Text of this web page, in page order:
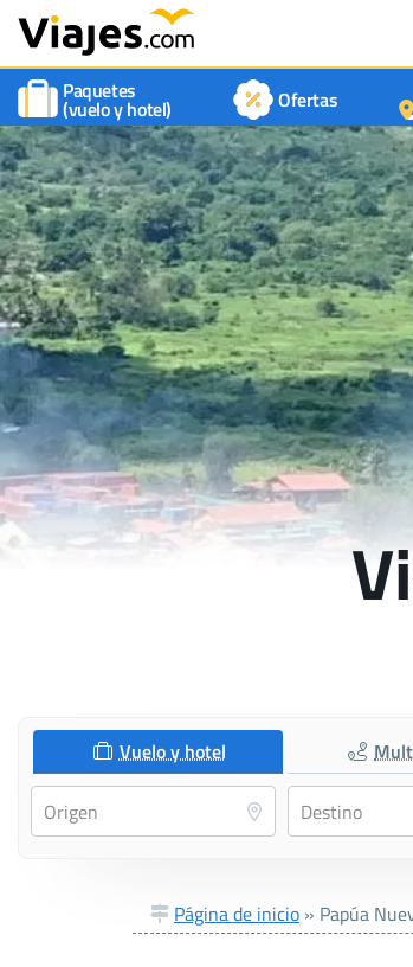
Paquetes
(vuelo y hotel) Ofertas
Vuelo y hotel
Página de inicio » Papúa